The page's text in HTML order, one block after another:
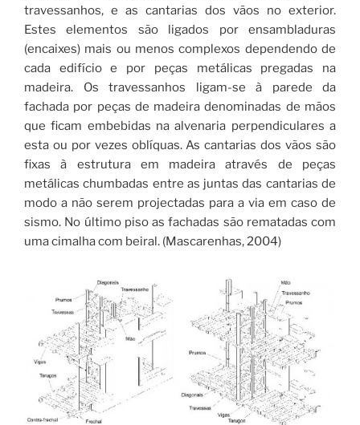
travessanhos, e as cantarias dos vãos no exterior.
Estes elementos são ligados por ensambladuras
(encaixes) mais ou menos complexos dependendo de
cada edifício e por peças metálicas pregadas na
madeira. Os travessanhos ligam-se à parede da
fachada por peças de madeira denominadas de mãos
que ficam embebidas na alvenaria perpendiculares a
esta ou por vezes oblíquas. As cantarias dos vãos são
fixas à estrutura em madeira através de peças
metálicas chumbadas entre as juntas das cantarias de
modo a não serem projectadas para a via em caso de
sismo. No último piso as fachadas são rematadas com
uma cimalha com beiral. (Mascarenhas, 2004)